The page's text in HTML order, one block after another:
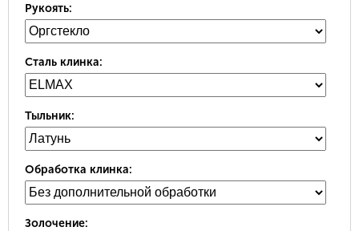
Рукоять:
Сталь клинка:
Тыльник:
Обработка клинка:
Золочение: